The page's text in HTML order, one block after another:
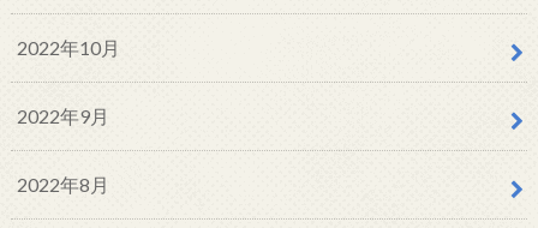
2022年10月
2022年9月
2022年8月